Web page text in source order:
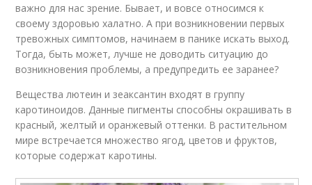
важно для нас зрение. Бывает, и вовсе относимся к
своему здоровью халатно. А при возникновении первых
тревожных симптомов, начинаем в панике искать выход.
Тогда, быть может, лучше не доводить ситуацию до
возникновения проблемы, а предупредить ее заранее?
Вещества лютеин и зеаксантин входят в группу
каротиноидов. Данные пигменты способны окрашивать в
красный, желтый и оранжевый оттенки. В растительном
мире встречается множество ягод, цветов и фруктов,
которые содержат каротины.